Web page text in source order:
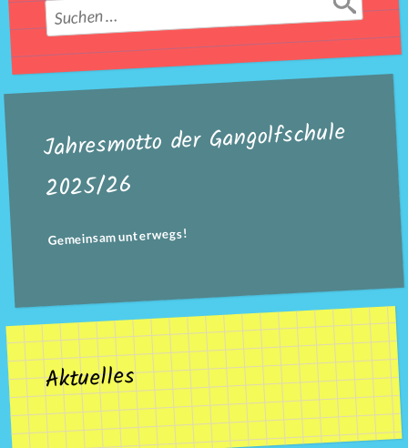
Suchen
nach:
Jahresmotto der Gangolfschule
2025/26
Gemeinsam unterwegs!
Aktuelles